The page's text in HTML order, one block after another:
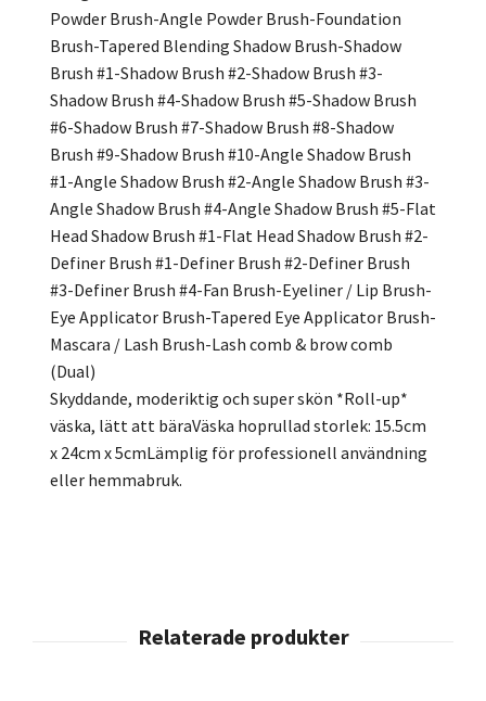
Powder Brush-Angle Powder Brush-Foundation
Brush-Tapered Blending Shadow Brush-Shadow
Brush #1-Shadow Brush #2-Shadow Brush #3-
Shadow Brush #4-Shadow Brush #5-Shadow Brush
#6-Shadow Brush #7-Shadow Brush #8-Shadow
Brush #9-Shadow Brush #10-Angle Shadow Brush
#1-Angle Shadow Brush #2-Angle Shadow Brush #3-
Angle Shadow Brush #4-Angle Shadow Brush #5-Flat
Head Shadow Brush #1-Flat Head Shadow Brush #2-
Definer Brush #1-Definer Brush #2-Definer Brush
#3-Definer Brush #4-Fan Brush-Eyeliner / Lip Brush-
Eye Applicator Brush-Tapered Eye Applicator Brush-
Mascara / Lash Brush-Lash comb & brow comb
(Dual)
Skyddande, moderiktig och super skön *Roll-up*
väska, lätt att bäraVäska hoprullad storlek: 15.5cm
x 24cm x 5cmLämplig för professionell användning
eller hemmabruk.